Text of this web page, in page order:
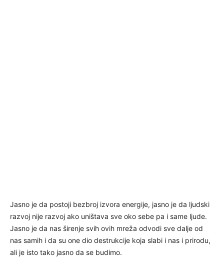
Jasno je da postoji bezbroj izvora energije, jasno je da ljudski
razvoj nije razvoj ako uništava sve oko sebe pa i same ljude.
Jasno je da nas širenje svih ovih mreža odvodi sve dalje od
nas samih i da su one dio destrukcije koja slabi i nas i prirodu,
ali je isto tako jasno da se budimo.